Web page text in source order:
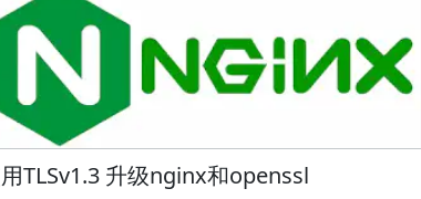
的版本，在我这个时间点这个版本还是比较新的
装 cert-manager 1# 安装 cert-manager CRDs
apply -f https://github.com/cert-
cert-
releases/download/v1.18.2/cert-
1## Add the Jetstack Helm
2helm repo add jetstack
TLSv1.3 升级nginx和openssl